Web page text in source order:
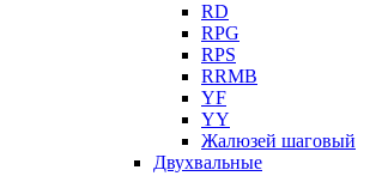
RD
RPG
RPS
RRMB
YF
YY
Жалюзей шаговый
Двухвальные